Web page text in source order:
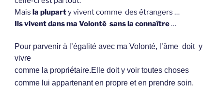
Mais la pluparty vivent comme des étrangers …
Ils vivent dans ma Volonté sans la connaître…
Pour parvenir à l’égalité avec ma Volonté, l’âme doit y
vivre
comme la propriétaire.Elle doit y voir toutes choses
comme lui appartenant en propre et en prendre soin.